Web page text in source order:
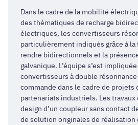
Dans le cadre de la mobilité
des thématiques de recharge
électriques, les convertisseurs
particulièrement indiqués grâce à
rendre bidirectionnels et la
galvanique. L’équipe s’est
convertisseurs à double
commande dans le cadre de projets
partenariats industriels. Les travaux
design d’un coupleur sans contact
de solution originales de réalisation